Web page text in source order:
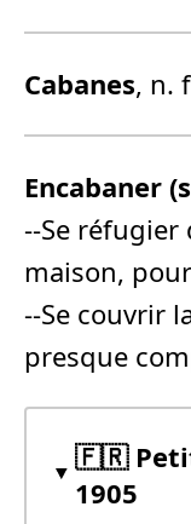
Cabanes, n.
Encabaner
--Se réfugier
maison,
--Se couvrir
presque
🇫🇷
1905